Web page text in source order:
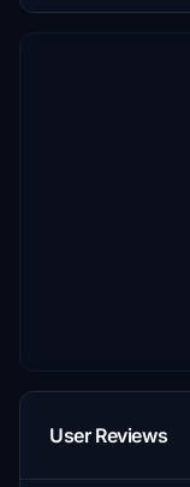
User Reviews